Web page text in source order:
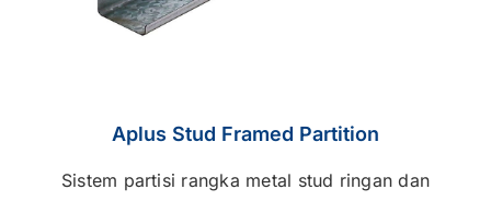
Aplus Stud Framed Partition
Sistem partisi rangka metal stud ringan dan